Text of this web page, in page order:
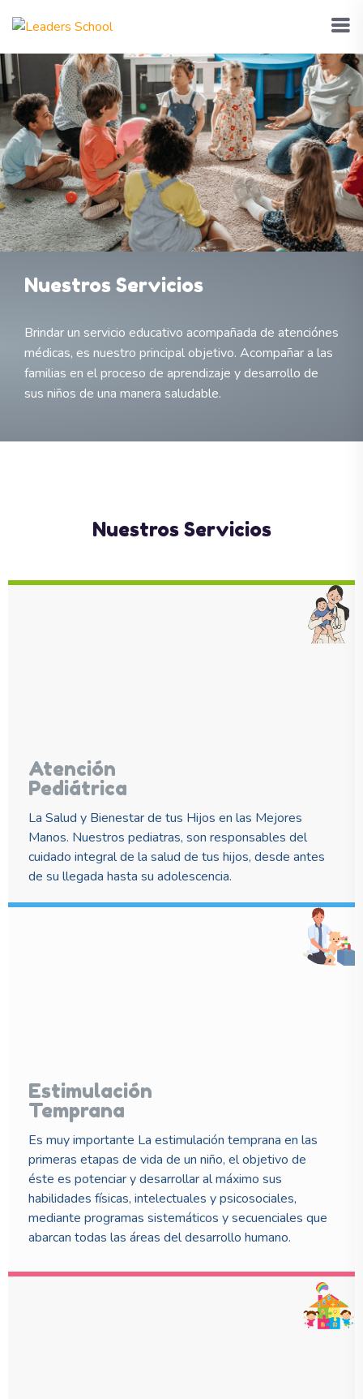
Nuestros Servicios
Brindar un servicio educativo acompañada de atenciónes
médicas, es nuestro principal objetivo. Acompañar a las
familias en el proceso de aprendizaje y desarrollo de
sus niños de una manera saludable.
Nuestros Servicios
Atención
Pediátrica
La Salud y Bienestar de tus Hijos en las Mejores
Manos. Nuestros pediatras, son responsables del
cuidado integral de la salud de tus hijos, desde antes
de su llegada hasta su adolescencia.
Estimulación
Temprana
Es muy importante La estimulación temprana en las
primeras etapas de vida de un niño, el objetivo de
éste es potenciar y desarrollar al máximo sus
habilidades físicas, intelectuales y psicosociales,
mediante programas sistemáticos y secuenciales que
abarcan todas las áreas del desarrollo humano.